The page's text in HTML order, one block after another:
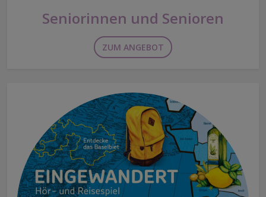
Seniorinnen und Senioren
ZUM ANGEBOT